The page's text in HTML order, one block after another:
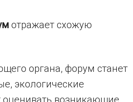
отражает схожую
органа, форум станет
экологические
возникающие